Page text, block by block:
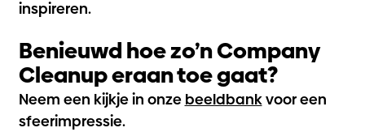
inspireren.
Benieuwd hoe zo’n Company
Cleanup eraan toe gaat?
Neem een kijkje in onze beeldbankvoor een
sfeerimpressie.